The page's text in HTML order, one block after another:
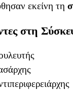
εκείνη τη
στη